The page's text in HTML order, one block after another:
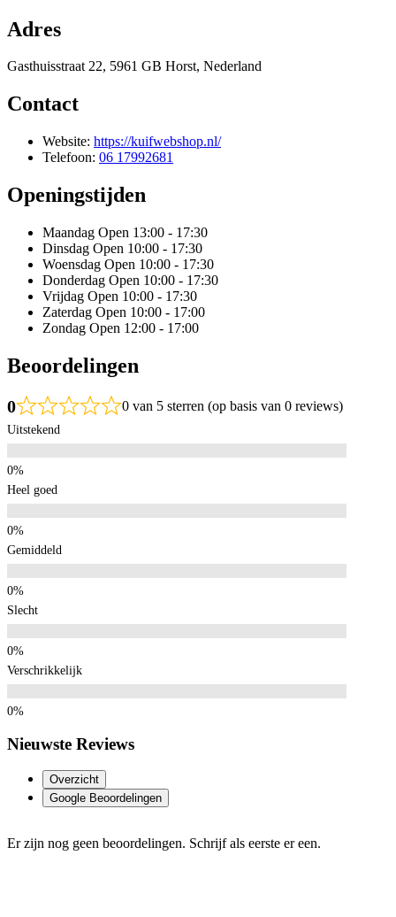
Adres
Gasthuisstraat 22, 5961 GB Horst, Nederland
Contact
Website: https://kuifwebshop.nl/
Telefoon: 06 17992681
Openingstijden
Maandag Open 13:00 - 17:30
Dinsdag Open 10:00 - 17:30
Woensdag Open 10:00 - 17:30
Donderdag Open 10:00 - 17:30
Vrijdag Open 10:00 - 17:30
Zaterdag Open 10:00 - 17:00
Zondag Open 12:00 - 17:00
Beoordelingen
0 0 van 5 sterren (op basis van 0 reviews)
Uitstekend
Heel goed
Gemiddeld
Slecht
Verschrikkelijk
Nieuwste Reviews
Overzicht
Google Beoordelingen
Er zijn nog geen beoordelingen. Schrijf als eerste er een.